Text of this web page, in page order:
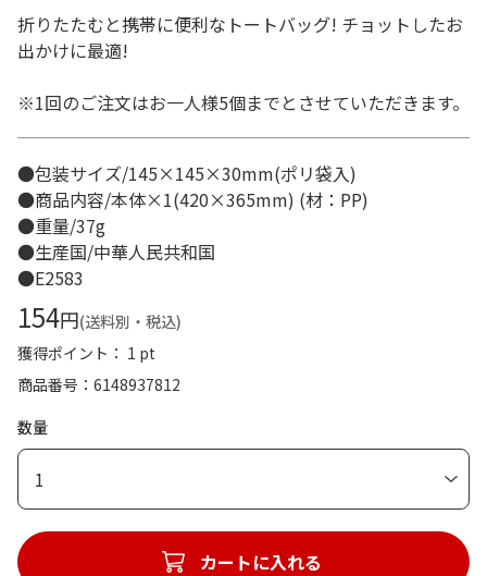
折りたたむと携帯に便利なトートバッグ! チョットしたお
出かけに最適!
※1回のご注文はお一人様5個までとさせていただきます。
●包装サイズ/145×145×30mm(ポリ袋入)
●商品内容/本体×1(420×365mm) (材：PP)
●重量/37g
●生産国/中華人民共和国
●E2583
154円(送料別・税込)
獲得ポイント： 1 pt
商品番号
6148937812
数量
1
カートに入れる